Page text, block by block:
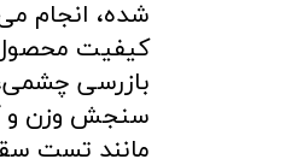
شده، انجام
کیفیت
بازرسی
سنجش وزن و
مانند تست